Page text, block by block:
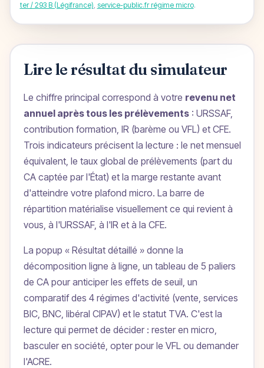
ter / 293 B (Légifrance), service-public.fr régime micro.
Lire le résultat du simulateur
Le chiffre principal correspond à votre revenu net
annuel après tous les prélèvements: URSSAF,
contribution formation, IR (barème ou VFL) et CFE.
Trois indicateurs précisent la lecture : le net mensuel
équivalent, le taux global de prélèvements (part du
CA captée par l'État) et la marge restante avant
d'atteindre votre plafond micro. La barre de
répartition matérialise visuellement ce qui revient à
vous, à l'URSSAF, à l'IR et à la CFE.
La popup « Résultat détaillé » donne la
décomposition ligne à ligne, un tableau de 5 paliers
de CA pour anticiper les effets de seuil, un
comparatif des 4 régimes d'activité (vente, services
BIC, BNC, libéral CIPAV) et le statut TVA. C'est la
lecture qui permet de décider : rester en micro,
basculer en société, opter pour le VFL ou demander
l'ACRE.